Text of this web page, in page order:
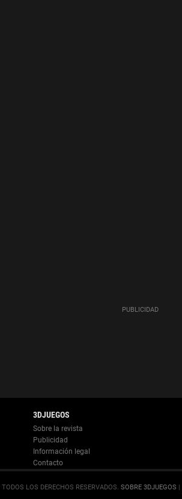
Información legal
. SOBRE 3DJUEGOS |